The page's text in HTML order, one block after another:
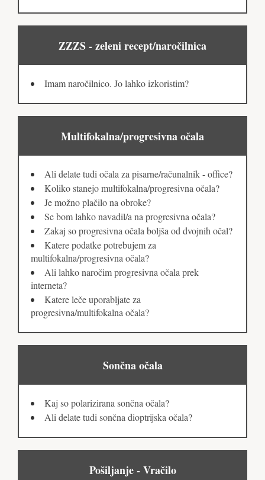
ZZZS - zeleni recept/naročilnica
Imam naročilnico. Jo lahko izkoristim?
Multifokalna/progresivna očala
Ali delate tudi očala za pisarne/računalnik - office?
Koliko stanejo multifokalna/progresivna očala?
Je možno plačilo na obroke?
Se bom lahko navadil/a na progresivna očala?
Zakaj so progresivna očala boljša od dvojnih očal?
Katere podatke potrebujem za
multifokalna/progresivna očala?
Ali lahko naročim progresivna očala prek
interneta?
Katere leče uporabljate za
progresivna/multifokalna očala?
Sončna očala
Kaj so polarizirana sončna očala?
Ali delate tudi sončna dioptrijska očala?
Pošiljanje - Vračilo